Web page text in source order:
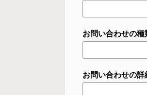
お問い合わせの種
お問い合わせの詳